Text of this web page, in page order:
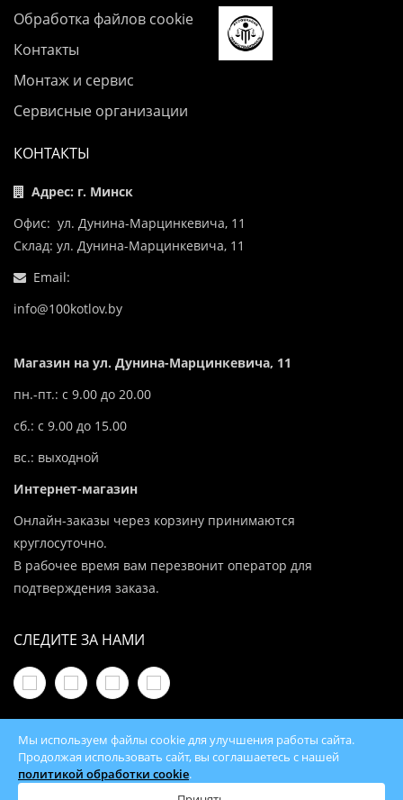
Обработка файлов cookie
Контакты
Монтаж и сервис
Сервисные организации
КОНТАКТЫ
Адрес: г. Минск
Офис: ул. Дунина-Марцинкевича, 11
Склад: ул. Дунина-Марцинкевича, 11
Email:
info@100kotlov.by
Магазин на ул. Дунина-Марцинкевича, 11
пн.-пт.: с 9.00 до 20.00
сб.: с 9.00 до 15.00
вс.: выходной
Интернет-магазин
Онлайн-заказы через корзину принимаются
круглосуточно.
В рабочее время вам перезвонит оператор для
подтверждения заказа.
СЛЕДИТЕ ЗА НАМИ
© 2026 100Kotlov.by — продажа отопительного
Мы используем файлы cookie для улучшения работы сайта.
Продолжая использовать сайт, вы соглашаетесь с нашей
политикой обработки cookie.